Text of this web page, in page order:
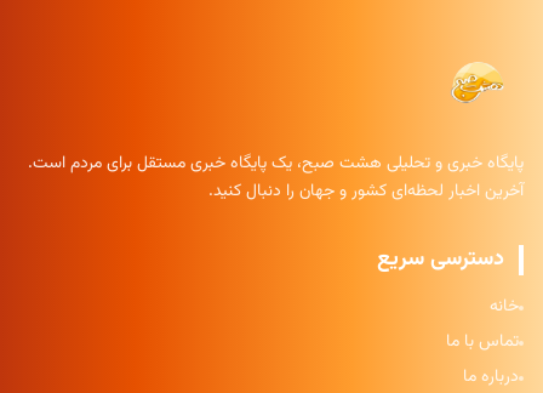
پایگاه خبری و تحلیلی هشت صبح، یک پایگاه خبری مستقل برای مردم است.
آخرین اخبار لحظه‌ای کشور و جهان را دنبال کنید.
دسترسی سریع
خانه
تماس با ما
درباره ما